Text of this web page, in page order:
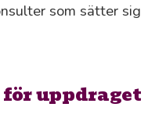
som sätter sig
uppdraget